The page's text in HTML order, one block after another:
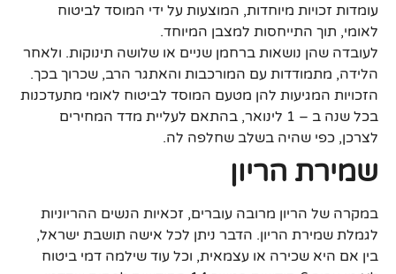
עומדות זכויות מיוחדות, המוצעות על ידי המוסד לביטוח
לאומי, תוך התייחסות למצבן המיוחד.
לעובדה שהן נושאות ברחמן שניים או שלושה תינוקות. ולאחר
הלידה, מתמודדות עם המורכבות והאתגר הרב, שכרוך בכך.
הזכויות המגיעות להן מטעם המוסד לביטוח לאומי מתעדכנות
בכל שנה ב – 1 לינואר, בהתאם לעליית מדד המחירים
לצרכן, כפי שהיה בשלב שחלפה לה.
שמירת הריון
במקרה של הריון מרובה עוברים, זכאיות הנשים ההריוניות
לגמלת שמירת הריון. הדבר ניתן לכל אישה תושבת ישראל,
בין אם היא שכירה או עצמאית, וכל עוד שילמה דמי ביטוח